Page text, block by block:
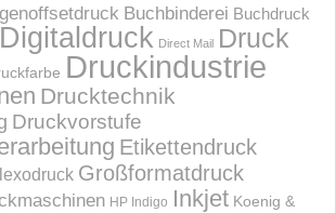
Buchbinderei Buchdruck
Digitaldruck Direct Mail Druck
Druckindustrie
Drucktechnik
Druckvorstufe
Etikettendruck
Großformatdruck
HP Indigo Inkjet Koenig &